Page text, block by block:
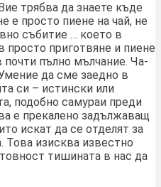
трябва да знаете къде
е просто пиене на чай, не
събитие … което в
просто приготвяне и пиене
почти пълно мълчание. Ча-
да сме заедно в
си – истински или
подобно самураи преди
е прекалено задължаващ
искат да се отделят за
Това изисква известно
тишината в нас да